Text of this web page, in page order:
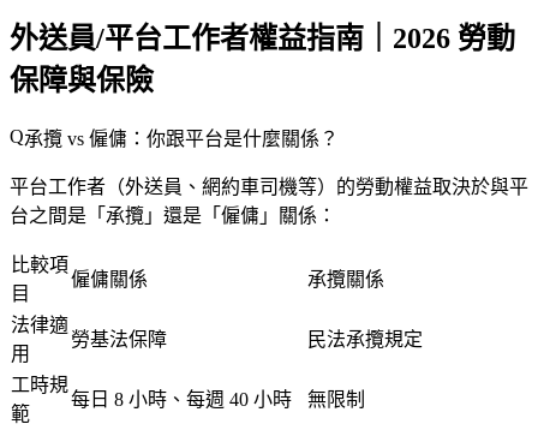
外送員/平台工作者權益指南｜2026 勞動
保障與保險
承攬 vs 僱傭：你跟平台是什麼關係？
平台工作者（外送員、網約車司機等）的勞動權益取決於與平
台之間是「承攬」還是「僱傭」關係：
比較項
目
僱傭關係 承攬關係
法律適
用
勞基法保障 民法承攬規定
工時規
範
每日 8 小時、每週 40 小時 無限制